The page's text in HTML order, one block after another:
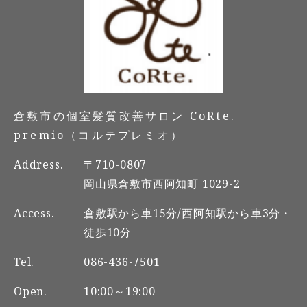
倉敷市の個室髪質改善サロン CoRte.
premio（コルテプレミオ）
Address.
〒710-0807
岡山県倉敷市西阿知町 1029-2
Access.
倉敷駅から車15分/西阿知駅から車3分・
徒歩10分
Tel.
086-436-7501
Open.
10:00～19:00